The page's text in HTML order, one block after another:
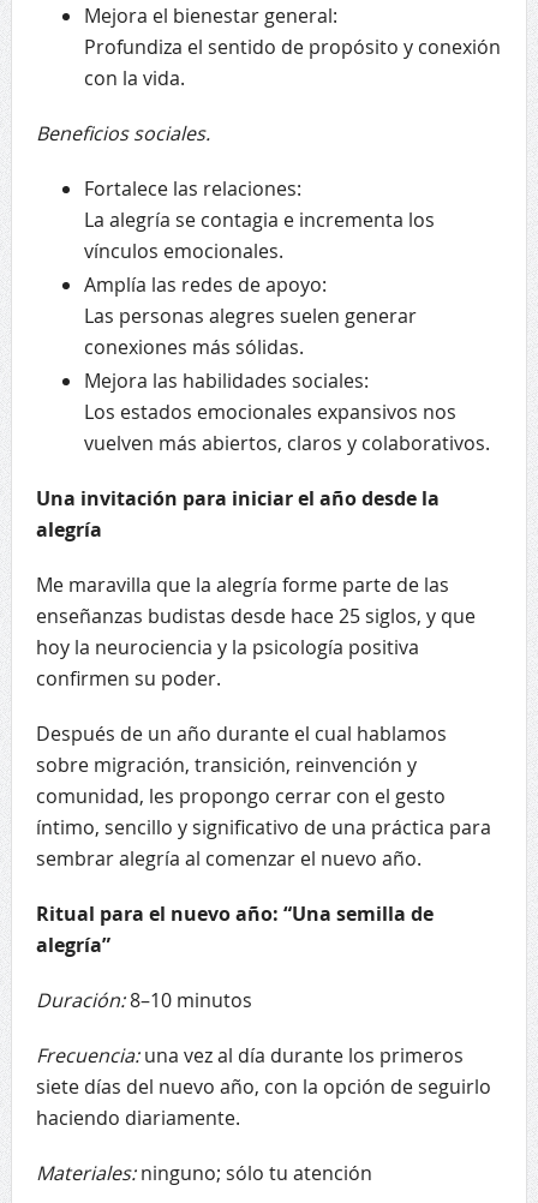
Mejora el bienestar general:
Profundiza el sentido de propósito y conexión
con la vida.
Beneficios sociales.
Fortalece las relaciones:
La alegría se contagia e incrementa los
vínculos emocionales.
Amplía las redes de apoyo:
Las personas alegres suelen generar
conexiones más sólidas.
Mejora las habilidades sociales:
Los estados emocionales expansivos nos
vuelven más abiertos, claros y colaborativos.
Una invitación para iniciar el año desde la
alegría
Me maravilla que la alegría forme parte de las
enseñanzas budistas desde hace 25 siglos, y que
hoy la neurociencia y la psicología positiva
confirmen su poder.
Después de un año durante el cual hablamos
sobre migración, transición, reinvención y
comunidad, les propongo cerrar con el gesto
íntimo, sencillo y significativo de una práctica para
sembrar alegría al comenzar el nuevo año.
Ritual para el nuevo año: “Una semilla de
alegría”
Duración:8–10 minutos
Frecuencia:una vez al día durante los primeros
siete días del nuevo año, con la opción de seguirlo
haciendo diariamente.
Materiales:ninguno; sólo tu atención